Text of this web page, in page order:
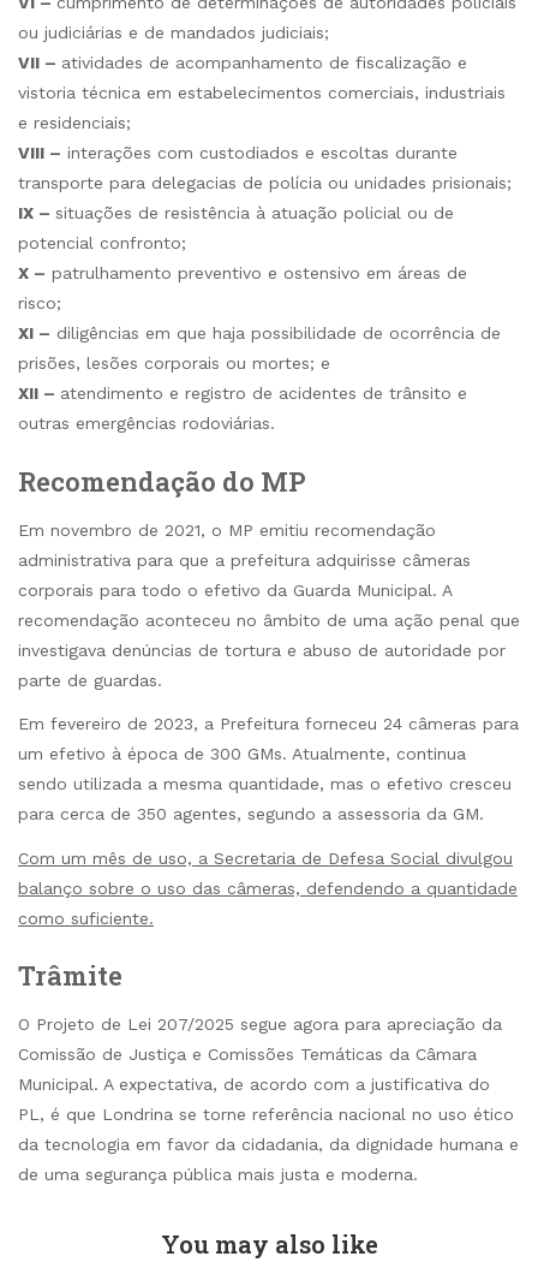
ou judiciárias e de mandados judiciais;
VII – atividades de acompanhamento de fiscalização e
vistoria técnica em estabelecimentos comerciais, industriais
e residenciais;
VIII – interações com custodiados e escoltas durante
transporte para delegacias de polícia ou unidades prisionais;
IX – situações de resistência à atuação policial ou de
potencial confronto;
X – patrulhamento preventivo e ostensivo em áreas de
risco;
XI – diligências em que haja possibilidade de ocorrência de
prisões, lesões corporais ou mortes; e
XII – atendimento e registro de acidentes de trânsito e
outras emergências rodoviárias.
Recomendação do MP
Em novembro de 2021, o MP emitiu recomendação
administrativa para que a prefeitura adquirisse câmeras
corporais para todo o efetivo da Guarda Municipal. A
recomendação aconteceu no âmbito de uma ação penal que
investigava denúncias de tortura e abuso de autoridade por
parte de guardas.
Em fevereiro de 2023, a Prefeitura forneceu 24 câmeras para
um efetivo à época de 300 GMs. Atualmente, continua
sendo utilizada a mesma quantidade, mas o efetivo cresceu
para cerca de 350 agentes, segundo a assessoria da GM.
Com um mês de uso, a Secretaria de Defesa Social divulgou
balanço sobre o uso das câmeras, defendendo a quantidade
como suficiente.
Trâmite
O Projeto de Lei 207/2025 segue agora para apreciação da
Comissão de Justiça e Comissões Temáticas da Câmara
Municipal. A expectativa, de acordo com a justificativa do
PL, é que Londrina se torne referência nacional no uso ético
da tecnologia em favor da cidadania, da dignidade humana e
de uma segurança pública mais justa e moderna.
You may also like